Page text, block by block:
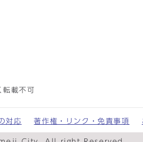
載不可
対応 著作権・リンク・免責事項